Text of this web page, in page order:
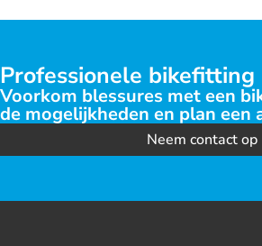
Professionele bikefitting
Voorkom blessures met een
de mogelijkheden en plan een
Neem contact op